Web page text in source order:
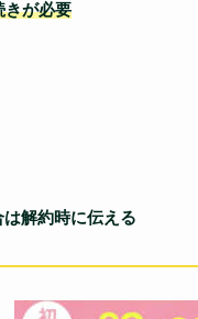
きが必要
は解約時に伝える